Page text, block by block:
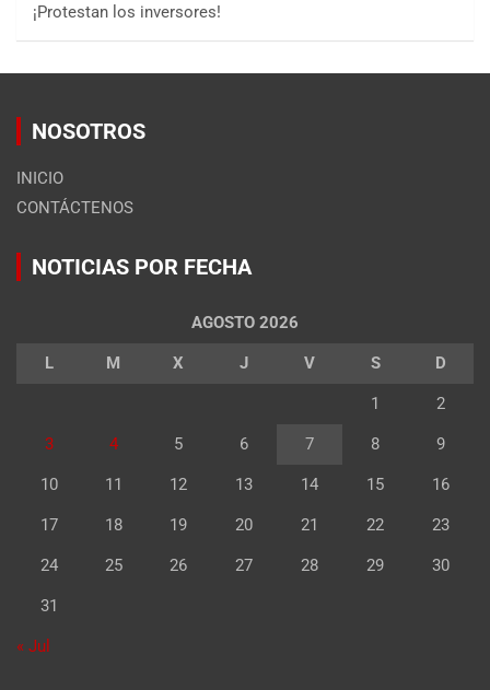
¡Protestan los inversores!
NOSOTROS
INICIO
CONTÁCTENOS
NOTICIAS POR FECHA
AGOSTO 2026
L M X J V S D
1 2
3 4 5 6 7 8 9
10 11 12 13 14 15 16
17 18 19 20 21 22 23
24 25 26 27 28 29 30
31
« Jul